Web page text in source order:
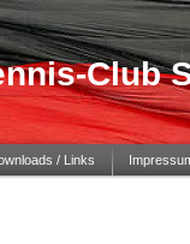
Club
/ Links